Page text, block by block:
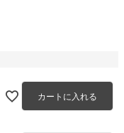
カートに入れる